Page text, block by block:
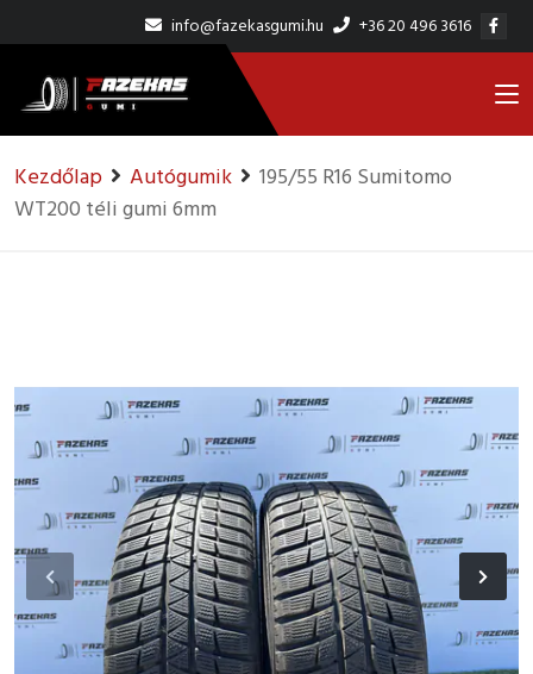
info@fazekasgumi.hu +36 20 496 3616
Kezdőlap Autógumik
195/55 R16 Sumitomo
WT200 téli gumi 6mm